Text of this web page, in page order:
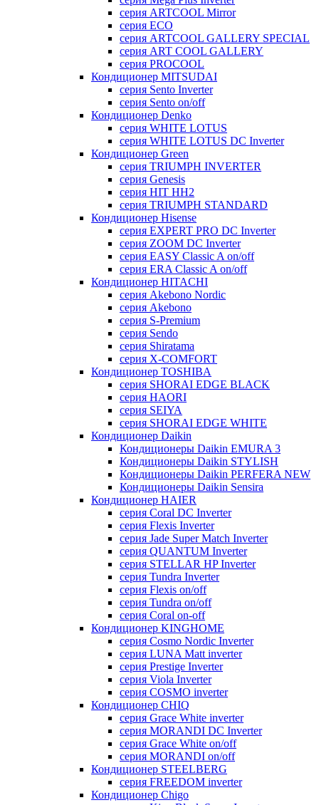
серия ARTCOOL Mirror
серия ECO
серия ARTCOOL GALLERY SPECIAL
серия ART COOL GALLERY
серия PROCOOL
Кондиционер MITSUDAI
серия Sento Inverter
серия Sento on/off
Кондиционер Denko
серия WHITE LOTUS
серия WHITE LOTUS DC Inverter
Кондиционер Green
серия TRIUMPH INVERTER
серия Genesis
серия HIT HH2
серия TRIUMPH STANDARD
Кондиционер Hisense
серия EXPERT PRO DC Inverter
серия ZOOM DC Inverter
серия EASY Classic A on/off
серия ERA Classic A on/off
Кондиционер HITACHI
cерия Akebono Nordic
серия Akebono
серия S-Premium
серия Sendo
серия Shiratama
серия X-COMFORT
Кондиционер TOSHIBA
серия SHORAI EDGE BLACK
серия HAORI
серия SEIYA
серия SHORAI EDGE WHITE
Кондиционер Daikin
Кондиционеры Daikin EMURA 3
Кондиционеры Daikin STYLISH
Кондиционеры Daikin PERFERA NEW
Кондиционеры Daikin Sensira
Кондиционер HAIER
серия Coral DC Inverter
серия Flexis Inverter
серия Jade Super Match Inverter
серия QUANTUM Inverter
серия STELLAR HP Inverter
серия Tundra Inverter
серия Flexis on/off
серия Tundra on/off
серия Coral on-off
Кондиционер KINGHOME
серия Cosmo Nordic Inverter
серия LUNA Matt inverter
серия Prestige Inverter
серия Viola Inverter
серия COSMO inverter
Кондиционер CHIQ
серия Grace White inverter
серия MORANDI DC Inverter
серия Grace White on/off
серия MORANDI on/off
Кондиционер STEELBERG
серия FREEDOM inverter
Кондиционер Chigo